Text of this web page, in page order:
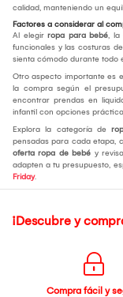
calidad, manteniendo un
Factores a considerar al
Al elegir ropa para bebé, la
funcionales y las costuras
sienta cómodo durante todo
Otro aspecto importante es
la compra según el
encontrar prendas en
infantil con opciones
Explora la categoría de
pensadas para cada etapa,
oferta ropa de bebé y
adapten a tu presupuesto,
Friday.
¡Descubre y
Compra fácil y